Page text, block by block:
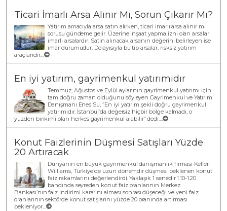
Ticari İmarlı Arsa Alınır Mı, Sorun Çıkarır Mı?
Yatırım amacıyla arsa satın alırken, ticari imarlı arsa alınır mı
sorusu gündeme gelir. Üzerine inşaat yapma izni olan arsalar
imarlı arsalardır. Satın alınacak arsanın değerini belirleyen ise
imar durumudur. Dolayısıyla bu tip arsalar, risksiz yatırım
araçlarıdır....
En iyi yatırım, gayrimenkul yatırımıdır
Temmuz, Ağustos ve Eylül aylarının gayrimenkul yatırımı için
tam doğru zaman olduğunu söyleyen Gayrimenkul ve Yatırım
Danışmanı Enes Su, ”En iyi yatırım şekli doğru gayrimenkul
yatırımıdır. İstanbul’da değersiz hiçbir bölge kalmadı, o
yüzden birikimi olan herkes gayrimenkul alabilir” dedi....
Konut Faizlerinin Düşmesi Satışları Yüzde
20 Artıracak
Dünyanın en büyük gayrimenkul danışmanlık firması Keller
Williams, Türkiye’de uzun dönemdir düşmesi beklenen konut
faiz rakamlarını değerlendirdi. Yaklaşık 1 senedir 1.10-1.20
bandında seyreden konut faiz oranlarının Merkez
Bankası’nın faiz indirimi kararını alması sonrası düşeceği ve yeni faiz
oranlarının sektörde konut satışlarını yüzde 20 oranında artırması
bekleniyor....